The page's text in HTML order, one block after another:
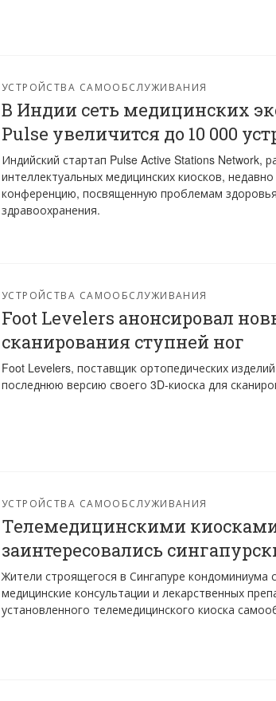
УСТРОЙСТВА САМООБСЛУЖИВАНИЯ
В Индии сеть медицинских
Pulse увеличится до 10 000
Индийский стартап Pulse Active Stations Network,
интеллектуальных медицинских киосков,
конференцию, посвященную проблемам
здравоохранения.
УСТРОЙСТВА САМООБСЛУЖИВАНИЯ
Foot Levelers анонсировал
сканирования ступней ног
Foot Levelers, поставщик ортопедических
последнюю версию своего 3D-киоска для
УСТРОЙСТВА САМООБСЛУЖИВАНИЯ
Телемедицинскими
заинтересовались
Жители строящегося в Сингапуре кондоминиума
медицинские консультации и лекарственных
установленного телемедицинского киоска